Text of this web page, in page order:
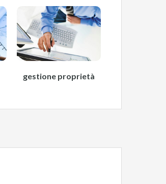
gestione proprietà